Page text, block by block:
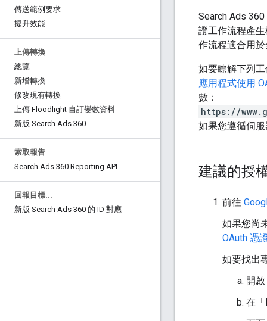
傳送範例要求
提升效能
上傳轉換
總覽
新增轉換
修改現有轉換
上傳 Floodlight 自訂變數資料
新版 Search Ads 360
索取報告
Search Ads 360 Reporting API
回報目標...
新版 Search Ads 360 的 ID 對應
Search Ads
證工作流程產
作流程適合用
如要瞭解下列
應用程式使用
數：
https://
如果您遵循伺
建議的授
前往
如果您尚
OAuth 憑
如要找出
開
在「